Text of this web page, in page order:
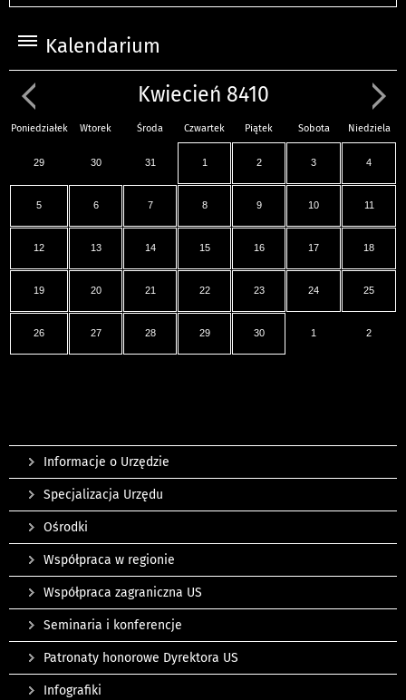
Kalendarium
Kwiecień 8410
Poniedziałek Wtorek Środa Czwartek Piątek Sobota Niedziela
29 30 31 1 2 3 4
5 6 7 8 9 10 11
12 13 14 15 16 17 18
19 20 21 22 23 24 25
26 27 28 29 30 1 2
Informacje o Urzędzie
Specjalizacja Urzędu
Ośrodki
Współpraca w regionie
Współpraca zagraniczna US
Seminaria i konferencje
Patronaty honorowe Dyrektora US
Infografiki